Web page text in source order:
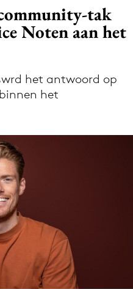
via de Adformatie
app
tak
Noten aan het
het antwoord op
het